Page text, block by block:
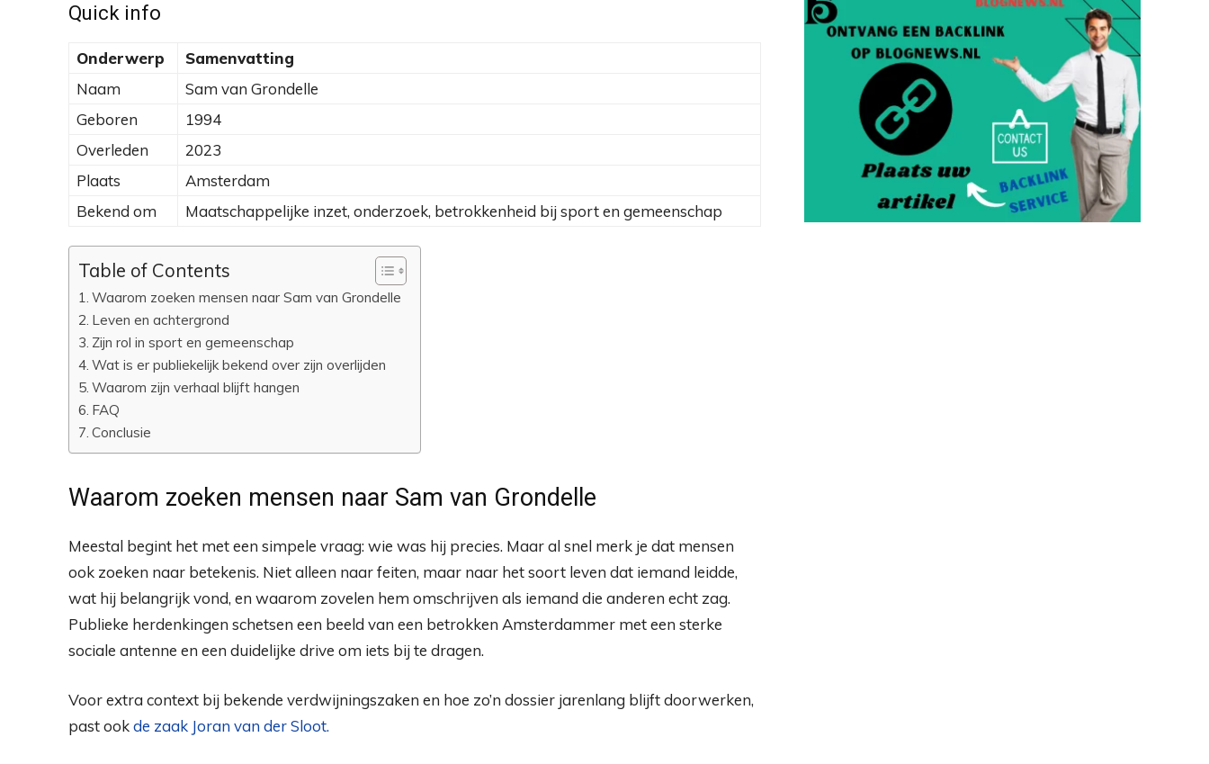
Quick info
Onderwerp
Samenvatting
Naam
Sam van Grondelle
Geboren
1994
Overleden
2023
Plaats
Amsterdam
Bekend om
Maatschappelijke inzet, onderzoek, betrokkenheid bij sport en gemeenschap
Table of Contents
Waarom zoeken mensen naar Sam van Grondelle
Leven en achtergrond
Zijn rol in sport en gemeenschap
Wat is er publiekelijk bekend over zijn overlijden
Waarom zijn verhaal blijft hangen
FAQ
Conclusie
Waarom zoeken mensen naar Sam van Grondelle
Meestal begint het met een simpele vraag: wie was hij precies. Maar al snel merk je dat mensen
ook zoeken naar betekenis. Niet alleen naar feiten, maar naar het soort leven dat iemand leidde,
wat hij belangrijk vond, en waarom zovelen hem omschrijven als iemand die anderen echt zag.
Publieke herdenkingen schetsen een beeld van een betrokken Amsterdammer met een sterke
sociale antenne en een duidelijke drive om iets bij te dragen.
Voor extra context bij bekende verdwijningszaken en hoe zo’n dossier jarenlang blijft doorwerken,
past ookde zaak Joran van der Sloot.